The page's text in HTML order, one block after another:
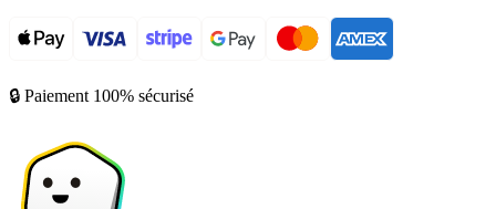
🔒 Paiement 100% sécurisé